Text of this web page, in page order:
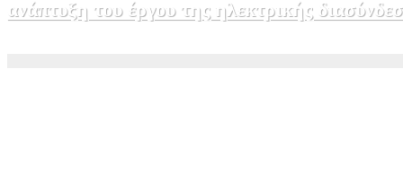
ανάπτυξη του έργου της ηλεκτρικής